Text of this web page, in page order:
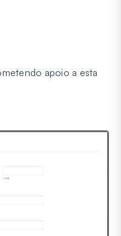
apoio a esta